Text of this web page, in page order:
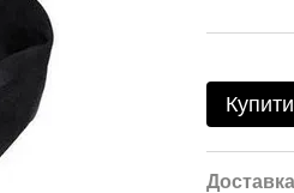
Купити
Доставка